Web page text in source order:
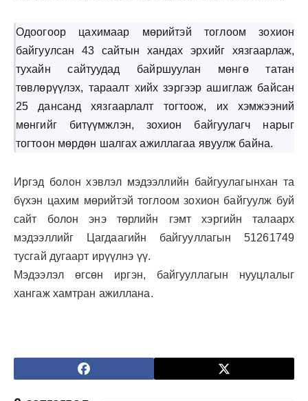
Одоогоор цахимаар мөрийтэй тоглоом зохион
байгуулсан 43 сайтын хандах эрхийг хязгаарлаж,
тухайн сайтуудад байршуулан мөнгө татан
төвлөрүүлэх, тараалт хийх зэргээр ашиглаж байсан
25 дансанд хязгаарлалт тогтоож, их хэмжээний
мөнгийг битүүмжлэн, зохион байгуулагч нарыг
тогтоон мөрдөн шалгах ажиллагаа явуулж байна.
Иргэд болон хэвлэл мэдээллийн байгуулагынхан та
бүхэн цахим мөрийтэй тоглоом зохион байгуулж буй
сайт болон энэ төрлийн гэмт хэргийн талаарх
мэдээллийг Цагдаагийн байгууллагын 51261749
тусгай дугаарт ирүүлнэ үү.
Мэдээлэл өгсөн иргэн, байгууллагын нууцлалыг
хангаж хамтран ажиллана.